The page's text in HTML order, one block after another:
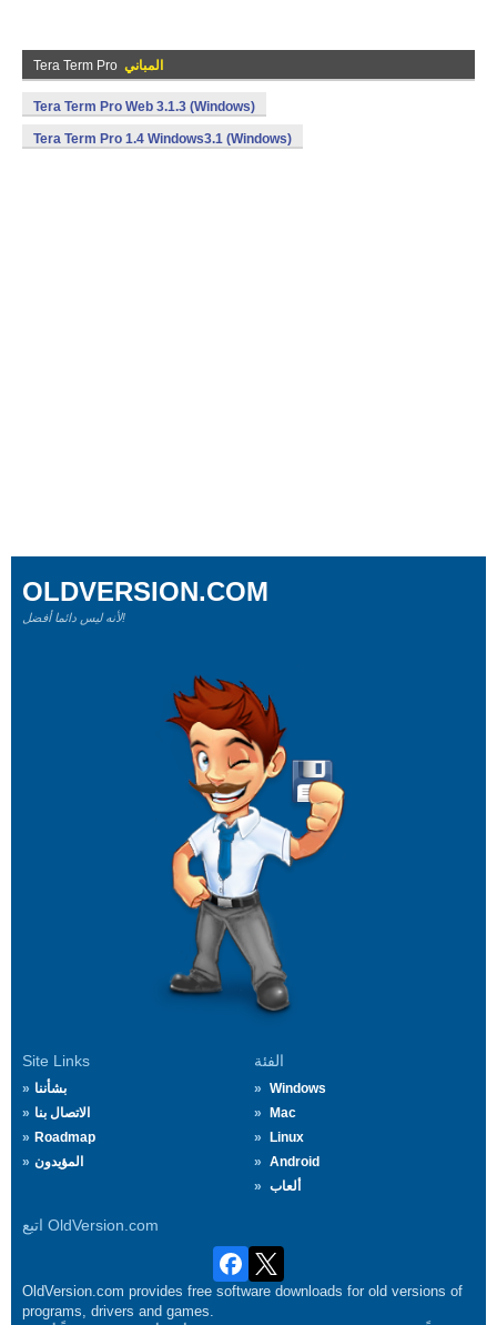
Tera Term Pro المباني
Tera Term Pro Web 3.1.3 (Windows)
Tera Term Pro 1.4 Windows3.1 (Windows)
Site Links
بشأننا
الاتصال بنا
Roadmap
المؤيدون
الفئة
Windows
Mac
Linux
Android
ألعاب
اتبع OldVersion.com
OLDVERSION.COM
لأنه ليس دائما أفضل!
OldVersion.com provides free software downloads for old versions of
programs, drivers and games.